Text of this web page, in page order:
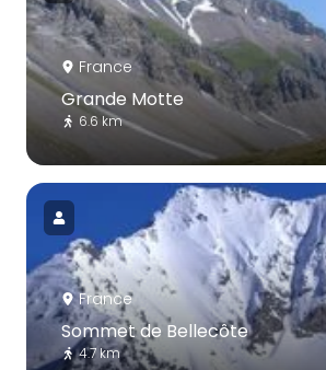
France
Grande Motte
6.6 km
France
Sommet de Bellecôte
4.7 km